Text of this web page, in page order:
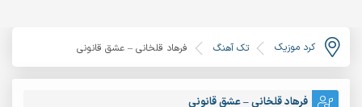
کرد موزیک تک آهنگ فرهاد قلخانی – عشق قانونی
فرهاد قلخانی – عشق قانونی